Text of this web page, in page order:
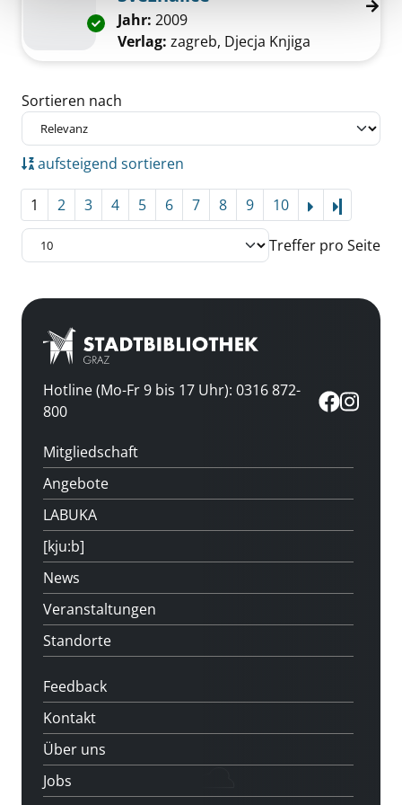
Exemplar-Details von Sveznalice anzeigen
Suche nach diesem Verfasser
Jahr: 2009
Verlag: zagreb, Djecja Knjiga
Zu den Suchfiltern springen
Sortieren nach
aufsteigend sortieren
1 2 3 4 5 6 7 8 9 10
Treffer pro Seite
Hotline (Mo-Fr 9 bis 17 Uhr): 0316 872-
800
Mitgliedschaft
Angebote
LABUKA
[kju:b]
News
Veranstaltungen
Standorte
Feedback
Kontakt
Über uns
Jobs